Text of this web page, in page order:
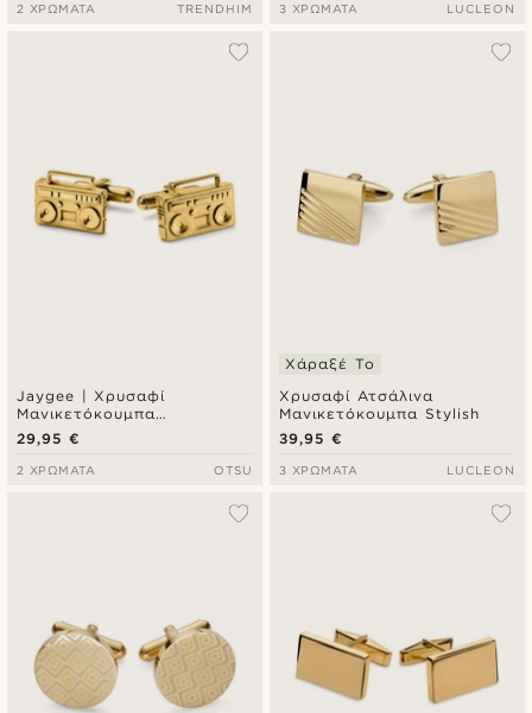
2 ΧΡΏΜΑΤΑ TRENDHIM 3 ΧΡΏΜΑΤΑ LUCLEON
Jaygee | Χρυσαφί
Μανικετόκουμπα
Ραδιόφωνο
29,95 €
2 ΧΡΏΜΑΤΑ OTSU
Χρυσαφί Ατσάλινα
Μανικετόκουμπα Stylish
Χάραξέ Το
39,95 €
3 ΧΡΏΜΑΤΑ LUCLEON